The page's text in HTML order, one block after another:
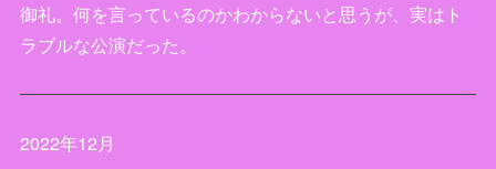
御礼。何を言っているのかわからないと思うが、実はト
ラブルな公演だった。
2022年12月